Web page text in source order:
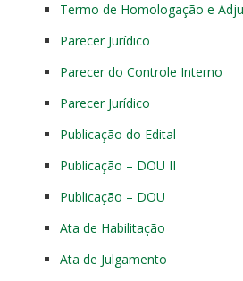
Termo de Homologação e
Parecer Jurídico
Parecer do Controle Interno
Parecer Jurídico
Publicação do Edital
Publicação – DOU II
Publicação – DOU
Ata de Habilitação
Ata de Julgamento